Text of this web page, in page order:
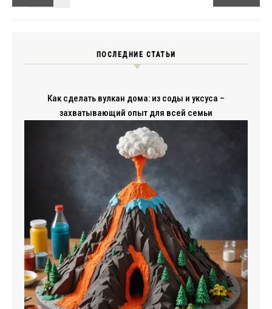
ПОСЛЕДНИЕ СТАТЬИ
Как сделать вулкан дома: из соды и уксуса –
захватывающий опыт для всей семьи